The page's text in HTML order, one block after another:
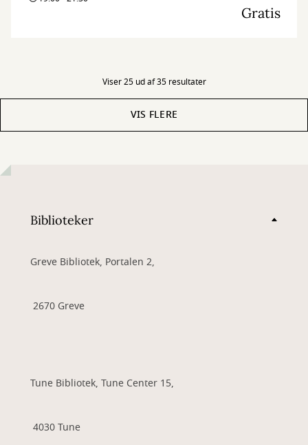
Gratis
Viser 25 ud af 35 resultater
VIS FLERE
Biblioteker
Greve Bibliotek, Portalen 2,
2670 Greve
Tune Bibliotek, Tune Center 15,
4030 Tune